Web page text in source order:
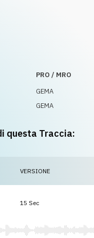
PRO / MRO
GEMA
GEMA
questa Traccia:
VERSIONE
15 Sec